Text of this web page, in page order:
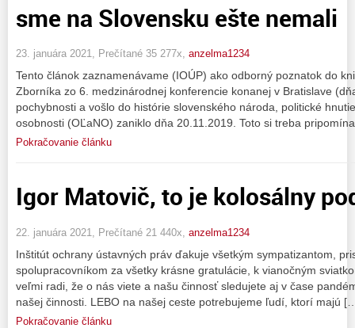
sme na Slovensku ešte nemali
23. januára 2021, Prečítané 35 277x, anzelma1234
Tento článok zaznamenávame (IOÚP) ako odborný poznatok do
Zborníka zo 6. medzinárodnej konferencie konanej v Bratislave
pochybnosti a vošlo do histórie slovenského národa, politické
osobnosti (OĽaNO) zaniklo dňa 20.11.2019. Toto si treba
Pokračovanie článku
Igor Matovič, to je kolosálny
22. januára 2021, Prečítané 21 440x, anzelma1234
Inštitút ochrany ústavných práv ďakuje všetkým sympatizantom,
spolupracovníkom za všetky krásne gratulácie, k vianočným
veľmi radi, že o nás viete a našu činnosť sledujete aj v čase
našej činnosti. LEBO na našej ceste potrebujeme ľudí, ktorí majú
Pokračovanie článku